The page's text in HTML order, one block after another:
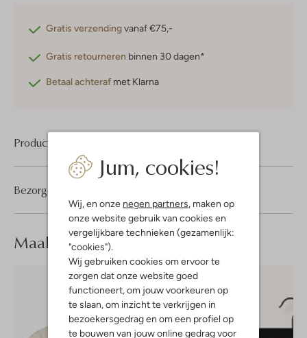
Jum, cookies!
Wij, en onze negen partners, maken op
onze website gebruik van cookies en
vergelijkbare technieken (gezamenlijk:
"cookies").
Wij gebruiken cookies om ervoor te
zorgen dat onze website goed
functioneert, om jouw voorkeuren op
te slaan, om inzicht te verkrijgen in
bezoekersgedrag en om een profiel op
te bouwen van jouw online gedrag voor
Gratis verzendingvanaf €75,-
Gratis retourneren binnen 30 dagen*
Betaal achteraf met Klarna
Product informatie
Bezorgen & retourneren
Maak jelook compleet